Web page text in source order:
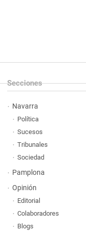
Secciones
Navarra
Política
Sucesos
Tribunales
Sociedad
Pamplona
Opinión
Editorial
Colaboradores
Blogs